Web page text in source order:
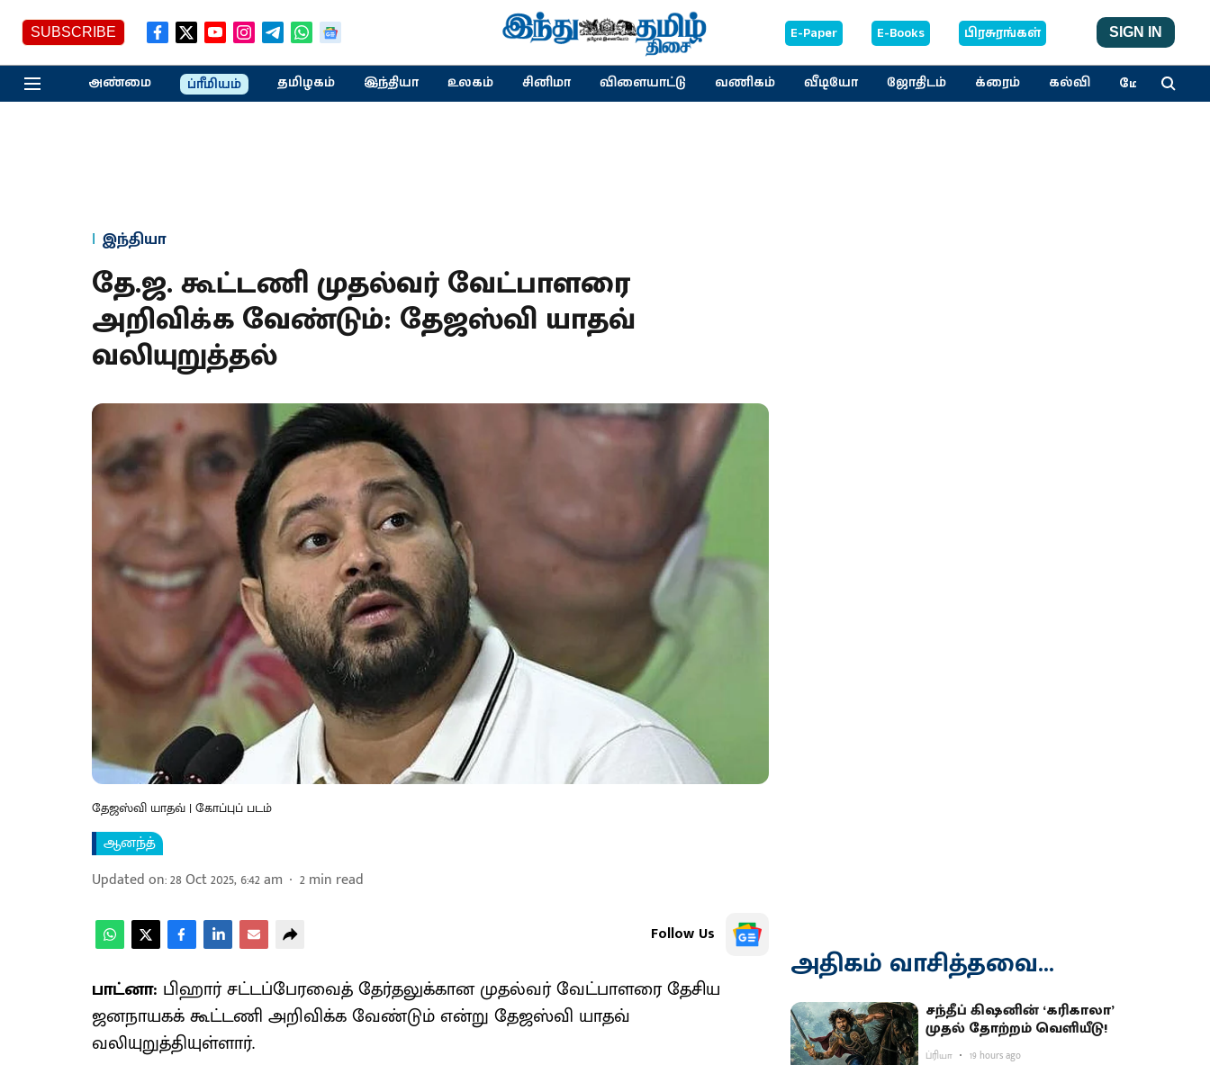
SUBSCRIBE E-Paper E-Books பிரசுரங்கள் SIGN IN
அண்மை ப்ரீமியம் தமிழகம் இந்தியா உலகம் சினிமா விளையாட்டு வணிகம் வீடியோ ஜோதிடம் க்ரைம் கல்வி மேலும்
இந்தியா
தே.ஜ. கூட்டணி முதல்வர் வேட்பாளரை
அறிவிக்க வேண்டும்: தேஜஸ்வி யாதவ்
வலியுறுத்தல்
தேஜஸ்வி யாதவ் | கோப்புப் படம்
ஆனந்த்
Updated on:28 Oct 2025, 6:42 am 2min read
Follow Us
பாட்னா: பிஹார் சட்டப்பேரவைத் தேர்தலுக்கான முதல்வர் வேட்பாளரை தேசிய
ஜனநாயகக் கூட்டணி அறிவிக்க வேண்டும் என்று தேஜஸ்வி யாதவ்
வலியுறுத்தியுள்ளார்.
அதிகம் வாசித்தவை...
சந்தீப் கிஷனின் ‘கரிகாலா’
முதல் தோற்றம் வெளியீடு!
ப்ரியா 19 hours ago